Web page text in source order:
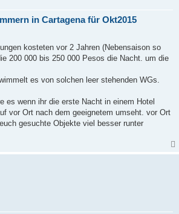
in Cartagena für Okt2015
kosteten vor 2 Jahren (Nebensaison so
200 000 bis 250 000 Pesos die Nacht. um die
es von solchen leer stehenden WGs.
es wenn ihr die erste Nacht in einem Hotel
vor Ort nach dem geeignetem umseht. vor Ort
gesuchte Objekte viel besser runter